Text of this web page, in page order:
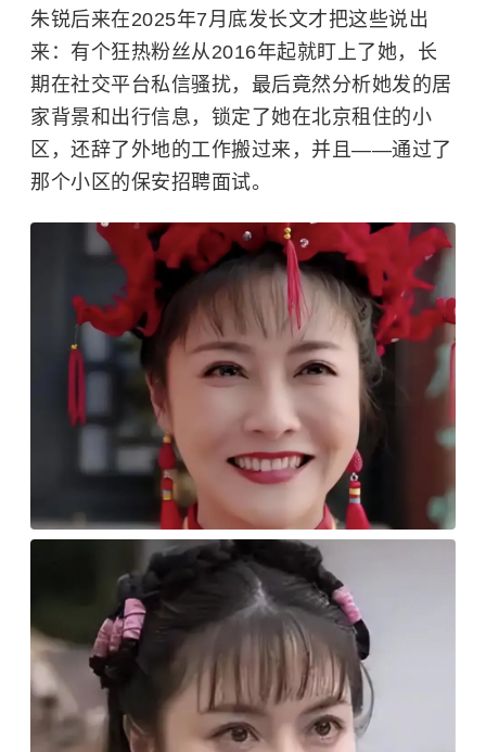
朱锐后来在2025年7月底发长文才把这些说出
来：有个狂热粉丝从2016年起就盯上了她，长
期在社交平台私信骚扰，最后竟然分析她发的居
家背景和出行信息，锁定了她在北京租住的小
区，还辞了外地的工作搬过来，并且——通过了
那个小区的保安招聘面试。